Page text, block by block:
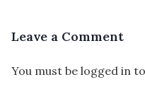
Leave a Comment
You must be logged in